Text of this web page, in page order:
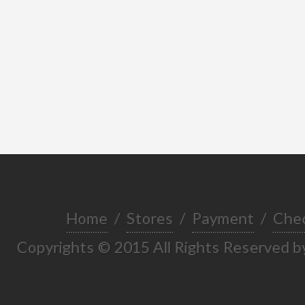
Home / Stores / Payment /
Copyrights © 2015 All Rights Reserved